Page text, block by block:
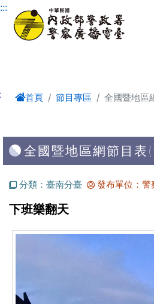
進入內容區塊
:::
首頁 節目專區 全國暨地區
全國暨地區網節目表
分類：臺南分臺 發布單位：
下班樂翻天